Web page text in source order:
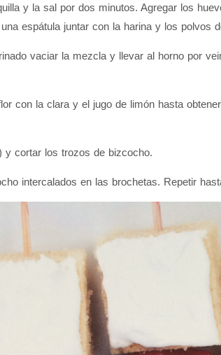
y la sal por dos minutos. Agregar los
espátula juntar con la harina y los polvos
vaciar la mezcla y llevar al horno por
con la clara y el jugo de limón hasta
y cortar los trozos de bizcocho.
intercalados en las brochetas. Repetir